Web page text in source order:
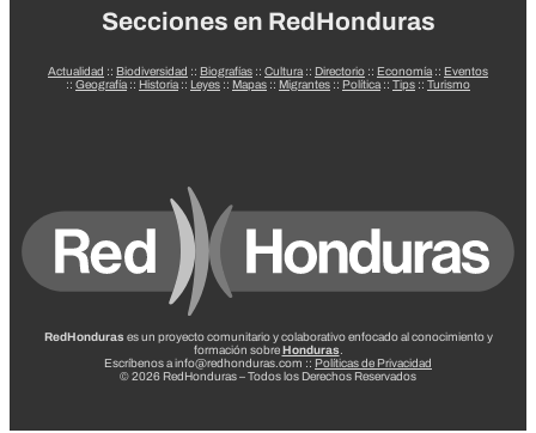
Secciones en RedHonduras
Actualidad :: Biodiversidad :: Biografías :: Cultura :: Directorio :: Economía :: Eventos
:: Geografía :: Historia :: Leyes :: Mapas :: Migrantes :: Política :: Tips :: Turismo
RedHonduras es un proyecto comunitario y colaborativo enfocado al conocimiento y
formación sobreHonduras
Escríbenos a info@redhonduras.com :: Políticas de Privacidad
© 2026 RedHonduras – Todos los Derechos Reservados